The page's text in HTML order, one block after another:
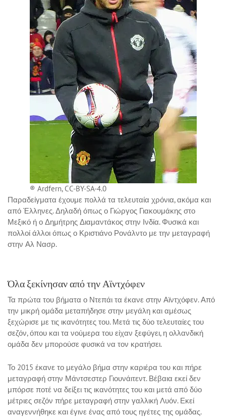
® Ardfern, CC-BY-SA-4.0
Παραδείγματα έχουμε πολλά τα τελευταία χρόνια, ακόμα και
από Έλληνες. Δηλαδή όπως ο Γιώργος Γιακουμάκης στο
Μεξικό ή ο Δημήτρης Διαμαντάκος στην Ινδία. Φυσικά και
πολλοί άλλοι όπως ο Κριστιάνο Ρονάλντο με την μεταγραφή
στην Αλ Νασρ.
Όλα ξεκίνησαν από την Αϊντχόφεν
Τα πρώτα του βήματα ο Ντεπάι τα έκανε στην Αϊντχόφεν. Από
την μικρή ομάδα μεταπήδησε στην μεγάλη και αμέσως
ξεχώρισε με τις ικανότητες του. Μετά τις δύο τελευταίες του
σεζόν, όπου και τα νούμερα του είχαν ξεφύγει, η ολλανδική
ομάδα δεν μπορούσε φυσικά να τον κρατήσει.
Το 2015 έκανε το μεγάλο βήμα στην καριέρα του και πήρε
μεταγραφή στην Μάντσεστερ Γιουνάιτεντ. Βέβαια εκεί δεν
μπόρσε ποτέ να δείξει τις ικανότητες του και μετά από δύο
μέτριες σεζόν πήρε μεταγραφή στην γαλλική Λυόν. Εκεί
αναγεννήθηκε και έγινε ένας από τους ηγέτες της ομάδας.